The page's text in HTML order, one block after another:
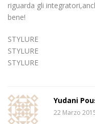
riguarda gli
bene!
STYLURE
STYLURE
STYLURE
Yudani
22 Marzo